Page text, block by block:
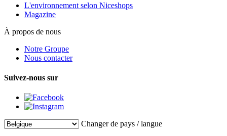
L'environnement selon Niceshops
Magazine
À propos de nous
Notre Groupe
Nous contacter
Suivez-nous sur
Changer de pays / langue